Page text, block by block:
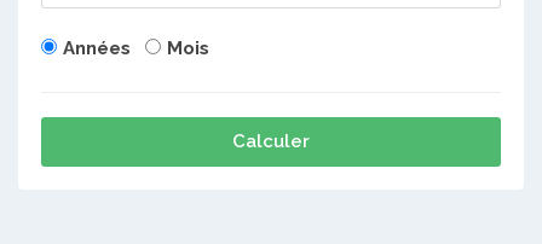
Années Mois
Calculer